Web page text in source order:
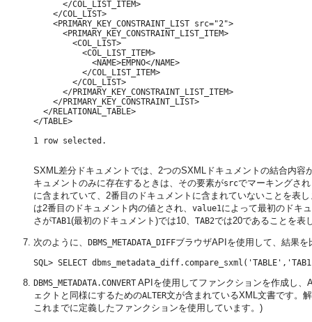
      </COL_LIST_ITEM>
    </COL_LIST>
    <PRIMARY_KEY_CONSTRAINT_LIST src="2">
      <PRIMARY_KEY_CONSTRAINT_LIST_ITEM>
        <COL_LIST>
          <COL_LIST_ITEM>
            <NAME>EMPNO</NAME>
          </COL_LIST_ITEM>
        </COL_LIST>
      </PRIMARY_KEY_CONSTRAINT_LIST_ITEM>
    </PRIMARY_KEY_CONSTRAINT_LIST>
  </RELATIONAL_TABLE>
</TABLE>
1 row selected.
SXML差分ドキュメントでは、2つのSXMLドキュメントの結合内容
キュメントのみに存在するときは、その要素がsrcでマーキングさ
に含まれていて、2番目のドキュメントに含まれていないことを表
は2番目のドキュメント内の値とされ、 value1 によって最初のドキ
さがTAB1(最初のドキュメント)では10、 TAB2では20であることを表
次のように、 DBMS_METADATA_DIFFブラウザAPIを使用して、結果を
DBMS_METADATA.CONVERT APIを使用してファンクションを作成し
ェクトと同様にするためのALTER文が含まれているXML文書です。
これまでに定義したファンクションを使用しています。)